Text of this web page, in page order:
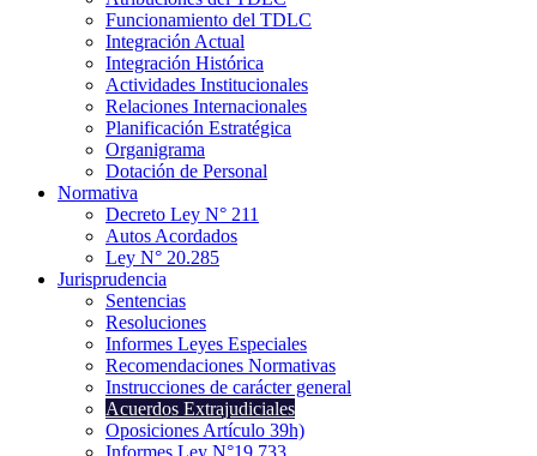
Funcionamiento del TDLC
Integración Actual
Integración Histórica
Actividades Institucionales
Relaciones Internacionales
Planificación Estratégica
Organigrama
Dotación de Personal
Normativa
Decreto Ley N° 211
Autos Acordados
Ley N° 20.285
Jurisprudencia
Sentencias
Resoluciones
Informes Leyes Especiales
Recomendaciones Normativas
Instrucciones de carácter general
Acuerdos Extrajudiciales
Oposiciones Artículo 39h)
Informes Ley N°19.733